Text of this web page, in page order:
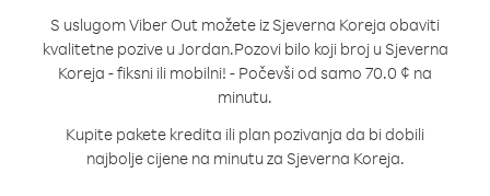
S uslugom Viber Out možete iz Sjeverna Koreja obaviti
kvalitetne pozive u Jordan.Pozovi bilo koji broj u Sjeverna
Koreja - fiksni ili mobilni! - Počevši od samo 70.0 ¢ na
minutu.
Kupite pakete kredita ili plan pozivanja da bi dobili
najbolje cijene na minutu za Sjeverna Koreja.